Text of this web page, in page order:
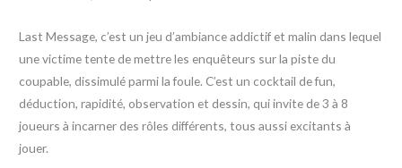
Last Message, c’est un jeu d’ambiance addictif et malin dans lequel
une victime tente de mettre les enquêteurs sur la piste du
coupable, dissimulé parmi la foule. C’est un cocktail de fun,
déduction, rapidité, observation et dessin, qui invite de 3 à 8
joueurs à incarner des rôles différents, tous aussi excitants à
jouer.